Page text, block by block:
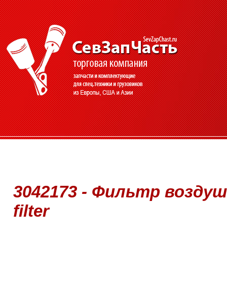
3042173 - Фильтр
filter